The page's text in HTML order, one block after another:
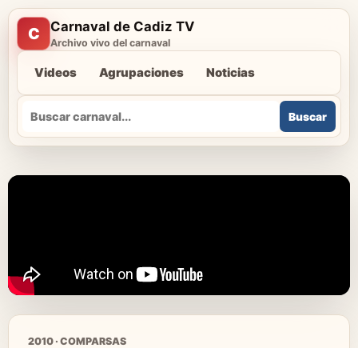
C Carnaval de Cadiz TV
Archivo vivo del carnaval
Videos Agrupaciones Noticias
Buscar
Buscar
2010 · COMPARSAS